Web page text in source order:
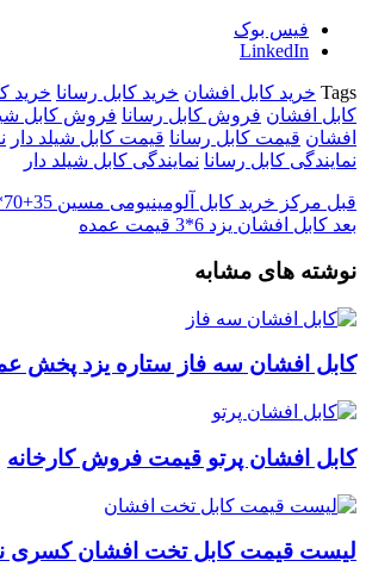
فیس بوک
LinkedIn
Tags خرید کابل افشان خرید کابل رسانا خرید
کابل افشان فروش کابل رسانا فروش کابل
افشان قیمت کابل رسانا قیمت کابل شیلد دار
نمایندگی کابل رسانا نمایندگی کابل شیلد دار
قبل مرکز خرید کابل آلومینیومی مسین 35+70*3
بعد کابل افشان یزد 6*3 قیمت عمده
نوشته های مشابه
کابل افشان سه فاز ستاره یزد پخش
کابل افشان پرتو قیمت فروش کارخانه
لیست قیمت کابل تخت افشان کسری